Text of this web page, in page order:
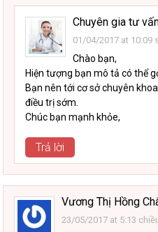
Chuyên gia tư
01/04/2017 at 10:09
Chào bạn,
Hiện tượng bạn mô tả có thể
Bạn nên tới cơ sở chuyên
điều trị sớm.
Chúc bạn mạnh khỏe,
Trả lời
Vương Thị Hồng
23/05/2017 at 5:13